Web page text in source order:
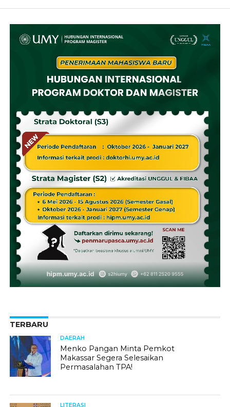
TERBARU
DAERAH
Menko Pangan Minta Pemkot
Makassar Segera Selesaikan
Permasalahan TPA!
LITERASI